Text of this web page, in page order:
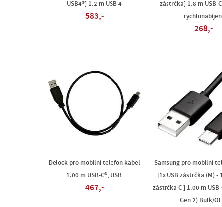
USB4®] 1.2 m USB 4
583,-
zástrčka] 1.8 m USB-
268,-
Delock pro mobilní telefon kabel
1.00 m USB-C®, USB
467,-
Samsung pro mobilní
[1x USB zástrčka (M) -
zástrčka C ] 1.00 m
Gen 2) Bulk/